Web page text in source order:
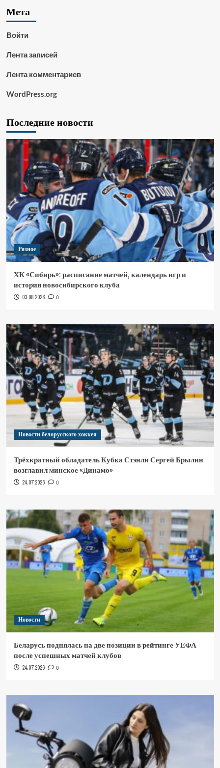
Мета
Войти
Лента записей
Лента комментариев
WordPress.org
Последние новости
Разное
ХК «Сибирь»: расписание матчей, календарь игр и
история новосибирского клуба
03.08.2026 0
Новости белорусского хоккея
Трёхкратный обладатель Кубка Стэнли Сергей Брылин
возглавил минское «Динамо»
24.07.2026 0
Новости
Беларусь поднялась на две позиции в рейтинге УЕФА
после успешных матчей клубов
24.07.2026 0